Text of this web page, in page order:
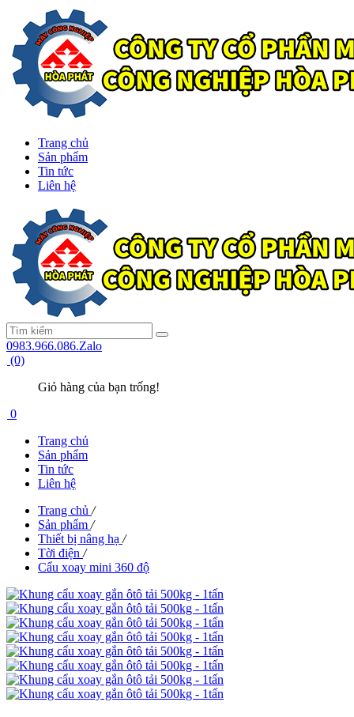
Trang chủ
Sản phẩm
Tin tức
Liên hệ
0983.966.086.Zalo
(0)
Giỏ hàng của bạn trống!
0
Trang chủ
Sản phẩm
Tin tức
Liên hệ
Trang chủ /
Sản phẩm /
Thiết bị nâng hạ /
Tời điện /
Cẩu xoay mini 360 độ